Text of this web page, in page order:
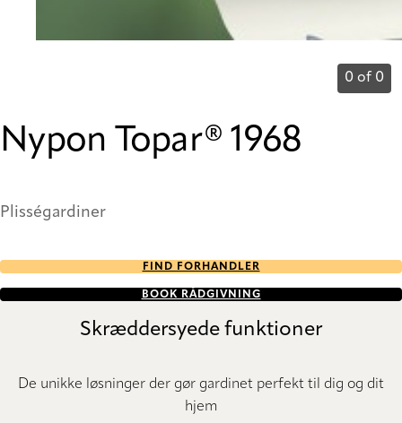
0 of 0
Nypon Topar® 1968
Plisségardiner
FIND FORHANDLER
BOOK RÅDGIVNING
Skræddersyede funktioner
De unikke løsninger der gør gardinet perfekt til dig og dit
hjem